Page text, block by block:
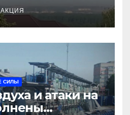
СИЛЫ
и атаки на